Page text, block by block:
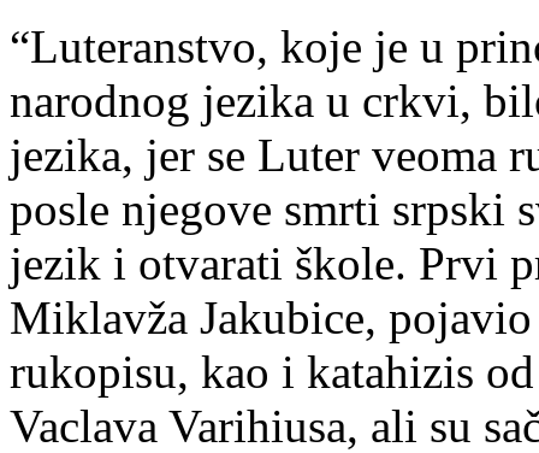
“Luteranstvo, koje je u
narodnog jezika u crkvi,
jezika, jer se Luter veoma
posle njegove smrti srpski
jezik i otvarati škole. Prvi
Miklavža Jakubice,
rukopisu, kao i katahizis
Vaclava Varihiusa, ali su